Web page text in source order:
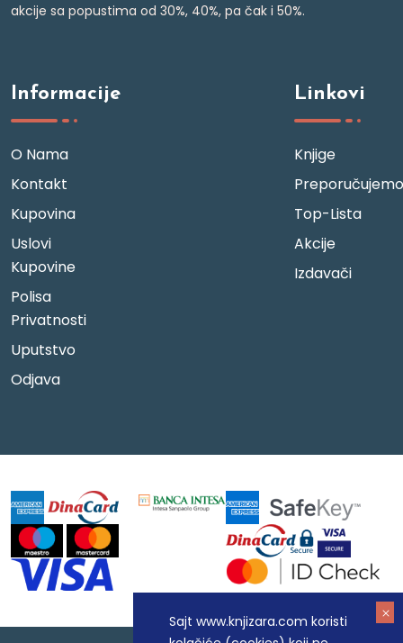
Sajt www.knjizara.com koristi
akcije sa popustima od 30%, 40%, pa čak i 50%.
Informacije
O Nama
Kontakt
Kupovina
Uslovi
Kupovine
Polisa
Privatnosti
Uputstvo
Odjava
Linkovi
Knjige
Preporučujemo
Top-Lista
Akcije
Izdavači